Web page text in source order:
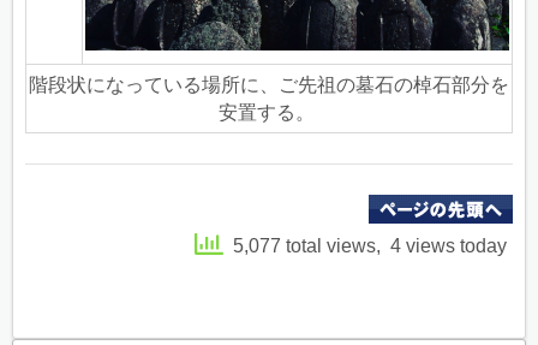
階段状になっている場所に、ご先祖の墓石の棹石部分を
安置する。
5,077 total views, 4 views today